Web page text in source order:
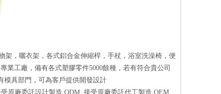
架，曬衣架，各式鋁合金伸縮桿，手杖，浴室洗澡椅，便
業工廠，備有各式塑膠零件5000餘種，若有符合貴公司
模具部門，可為客戶提供開發設計
原廠委託設計製造 ODM ,接受原廠委託代工製造 OEM